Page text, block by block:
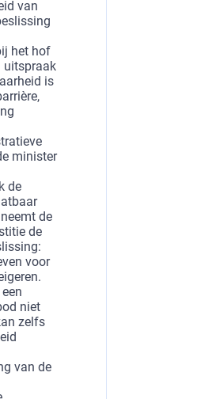
van
het hof
uitspraak
is
minister
de
de
de
voor
niet
zelfs
van de